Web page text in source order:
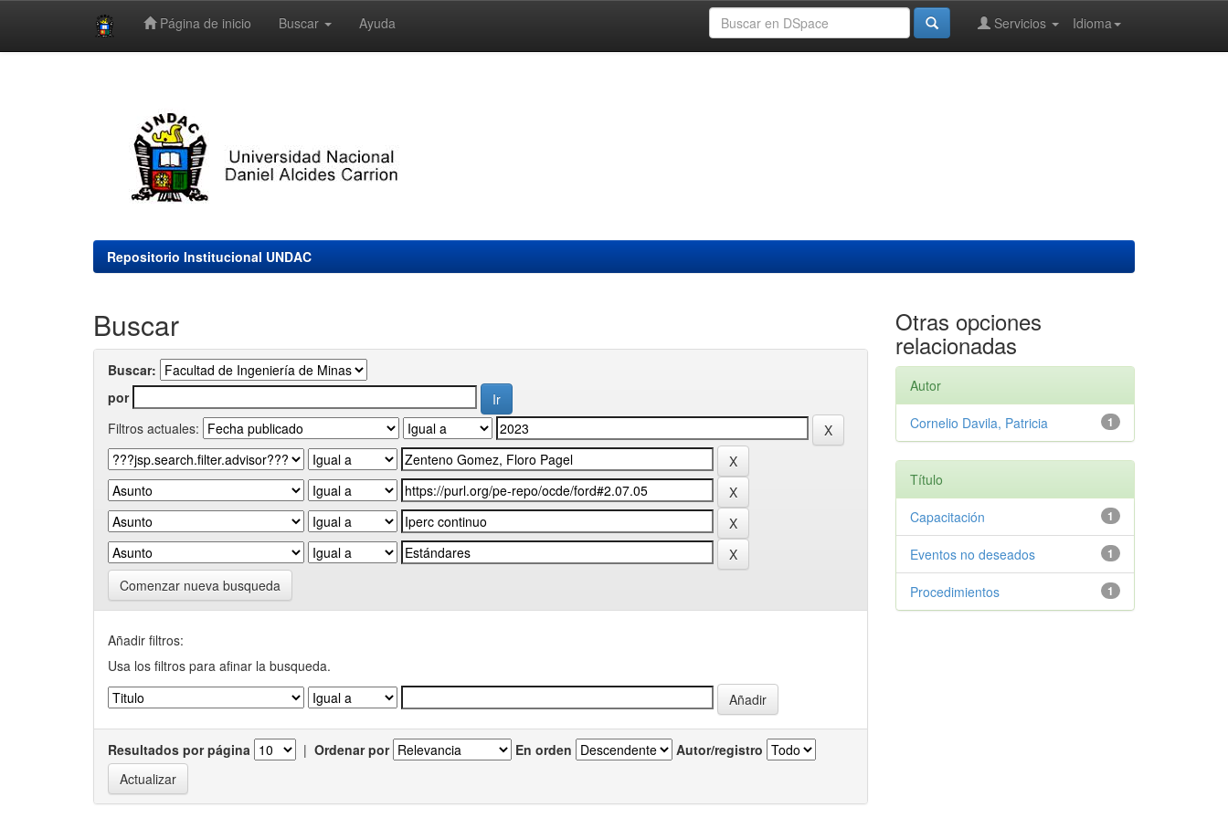
Página de inicio Buscar Ayuda Idioma
Servicios
Repositorio Institucional UNDAC
Buscar
Buscar:
por
Filtros actuales:
Comenzar nueva busqueda
Añadir filtros:
Usa los filtros para afinar la busqueda.
Resultados por página | Ordenar por En orden Autor/registro
Otras opciones
relacionadas
Autor
1
Cornelio Davila, Patricia
Título
1
Capacitación
1
Eventos no deseados
1
Procedimientos